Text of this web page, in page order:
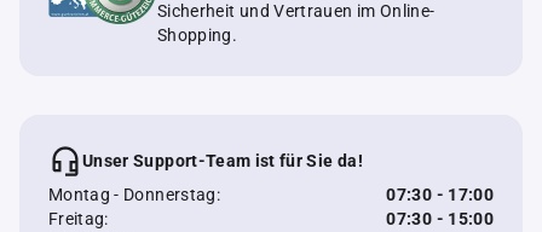
Sicherheit und Vertrauen im Online-
Shopping.
Unser Support-Team ist für Sie da!
Montag - Donnerstag:
07:30 - 17:00
Freitag:
07:30 - 15:00